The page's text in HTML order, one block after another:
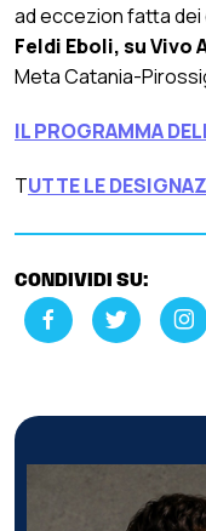
ad eccezion fatta dei
Feldi Eboli, su Vivo
Meta Catania-
IL PROGRAMMA
TUTTE LE
CONDIVIDI SU: